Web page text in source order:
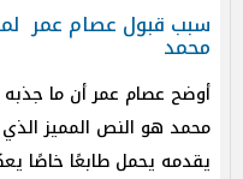
سبب قبول عصام عمر
محمد
أوضح عصام عمر أن ما
محمد هو النص المميز
يقدمه يحمل طابعًا خاصًا